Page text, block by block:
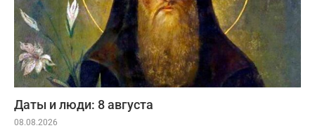
Даты и люди: 8 августа
08.08.2026